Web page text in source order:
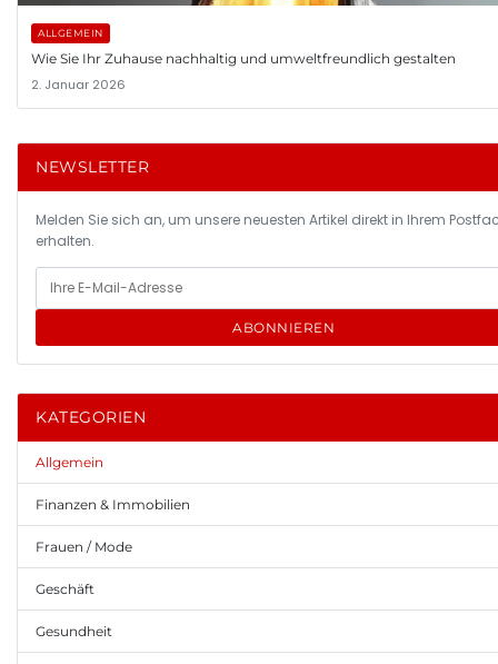
ALLGEMEIN
Wie Sie Ihr Zuhause nachhaltig und umweltfreundlich gestalten
2. Januar 2026
NEWSLETTER
Melden Sie sich an, um unsere neuesten Artikel direkt in Ihrem
erhalten.
ABONNIEREN
KATEGORIEN
Allgemein
Finanzen & Immobilien
Frauen / Mode
Geschäft
Gesundheit